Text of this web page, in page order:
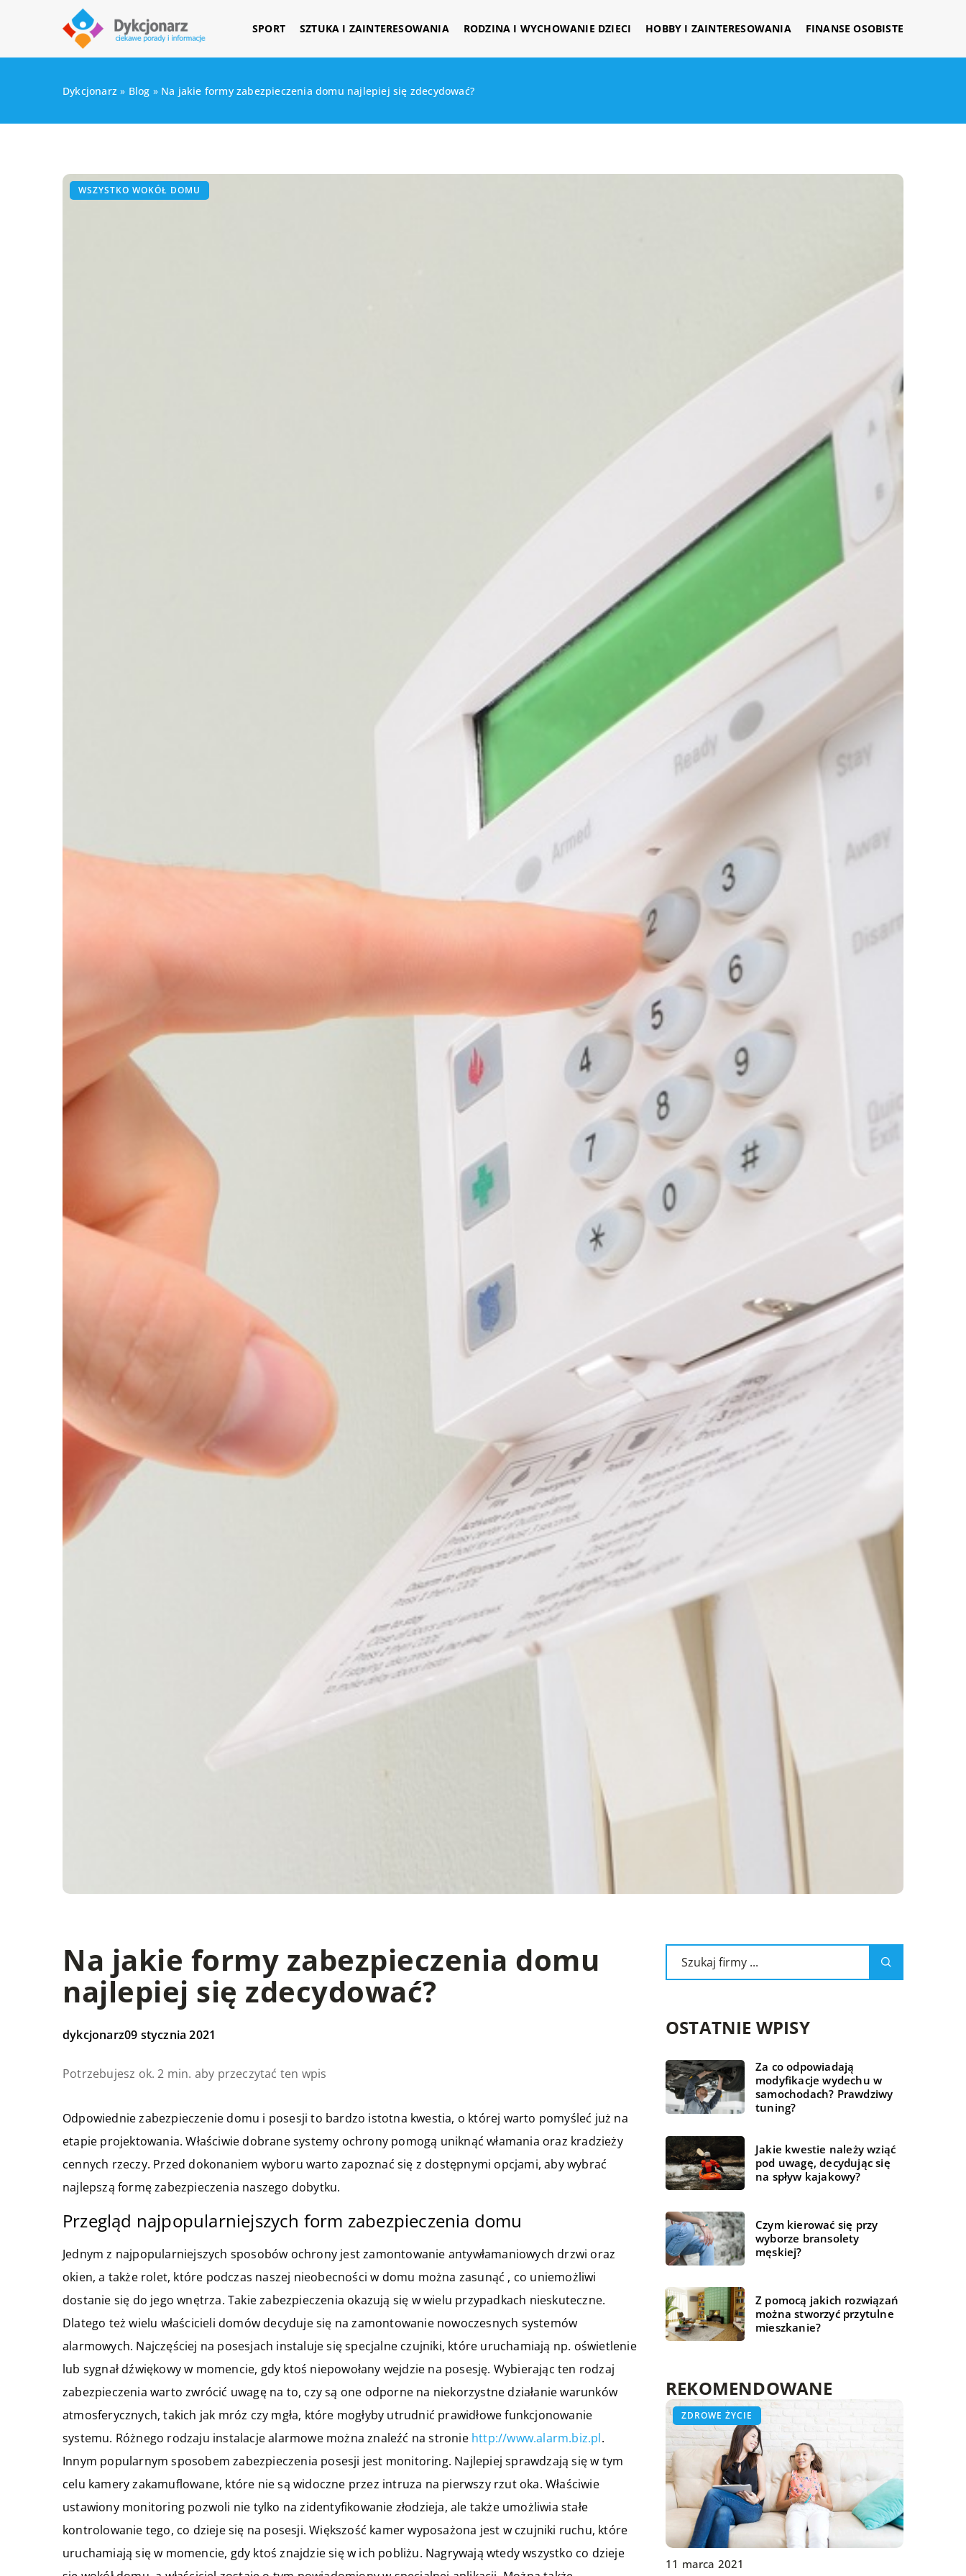
SPORT SZTUKA I ZAINTERESOWANIA RODZINA I WYCHOWANIE DZIECI HOBBY I ZAINTERESOWANIA FINANSE OSOBISTE
Dykcjonarz » Blog » Na jakie formy zabezpieczenia domu najlepiej się zdecydować?
WSZYSTKO WOKÓŁ DOMU
Na jakie formy zabezpieczenia domu
najlepiej się zdecydować?
dykcjonarz09 stycznia 2021
Potrzebujesz ok. 2 min. aby przeczytać ten wpis
Odpowiednie zabezpieczenie domu i posesji to bardzo istotna kwestia, o której warto pomyśleć już na
etapie projektowania. Właściwie dobrane systemy ochrony pomogą uniknąć włamania oraz kradzieży
cennych rzeczy. Przed dokonaniem wyboru warto zapoznać się z dostępnymi opcjami, aby wybrać
najlepszą formę zabezpieczenia naszego dobytku.
Przegląd najpopularniejszych form zabezpieczenia domu
Jednym z najpopularniejszych sposobów ochrony jest zamontowanie antywłamaniowych drzwi oraz
okien, a także rolet, które podczas naszej nieobecności w domu można zasunąć , co uniemożliwi
dostanie się do jego wnętrza. Takie zabezpieczenia okazują się w wielu przypadkach nieskuteczne.
Dlatego też wielu właścicieli domów decyduje się na zamontowanie nowoczesnych systemów
alarmowych. Najczęściej na posesjach instaluje się specjalne czujniki, które uruchamiają np. oświetlenie
lub sygnał dźwiękowy w momencie, gdy ktoś niepowołany wejdzie na posesję. Wybierając ten rodzaj
zabezpieczenia warto zwrócić uwagę na to, czy są one odporne na niekorzystne działanie warunków
atmosferycznych, takich jak mróz czy mgła, które mogłyby utrudnić prawidłowe funkcjonowanie
systemu. Różnego rodzaju instalacje alarmowe można znaleźć na stronie http://www.alarm.biz.pl.
Innym popularnym sposobem zabezpieczenia posesji jest monitoring. Najlepiej sprawdzają się w tym
celu kamery zakamuflowane, które nie są widoczne przez intruza na pierwszy rzut oka. Właściwie
ustawiony monitoring pozwoli nie tylko na zidentyfikowanie złodzieja, ale także umożliwia stałe
kontrolowanie tego, co dzieje się na posesji. Większość kamer wyposażona jest w czujniki ruchu, które
uruchamiają się w momencie, gdy ktoś znajdzie się w ich pobliżu. Nagrywają wtedy wszystko co dzieje
OSTATNIE WPISY
Za co odpowiadają
modyfikacje wydechu w
samochodach? Prawdziwy
tuning?
Jakie kwestie należy wziąć
pod uwagę, decydując się
na spływ kajakowy?
Czym kierować się przy
wyborze bransolety
męskiej?
Z pomocą jakich rozwiązań
można stworzyć przytulne
mieszkanie?
REKOMENDOWANE
ŻYCIE I STYL
ZDROWE ŻYCIE
11 marca 2021
BIZNES I FINANSE